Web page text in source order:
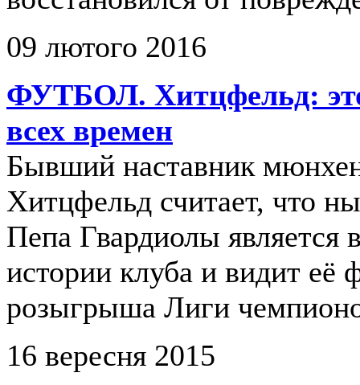
09 лютого 2016
ФУТБОЛ. Хитцфельд:
всех времен
Бывший наставник
Хитцфельд считает, что
Пепа Гвардиолы является
истории клуба и видит её
розыгрыша Лиги
16 вересня 2015